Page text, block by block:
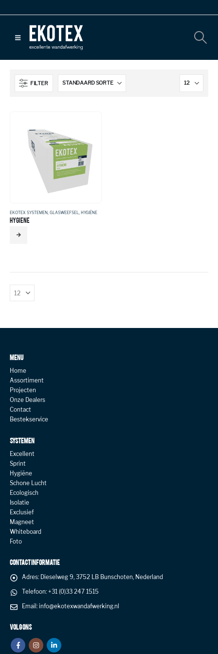
FILTER
EKOTEX SYSTEMEN GLASWEEFSEL HYGIËNE
HYGIENE
MENU
Home
Assortiment
Projecten
Onze Dealers
Contact
Bestekservice
SYSTEMEN
Excellent
Sprint
Hygiëne
Schone Lucht
Ecologisch
Isolatie
Exclusief
Magneet
Whiteboard
Foto
CONTACT INFORMATIE
Adres: Dieselweg 9, 3752 LB Bunschoten, Nederland
Telefoon: +31 (0)33 247 1515
Email: info@ekotexwandafwerking.nl
VOLG ONS